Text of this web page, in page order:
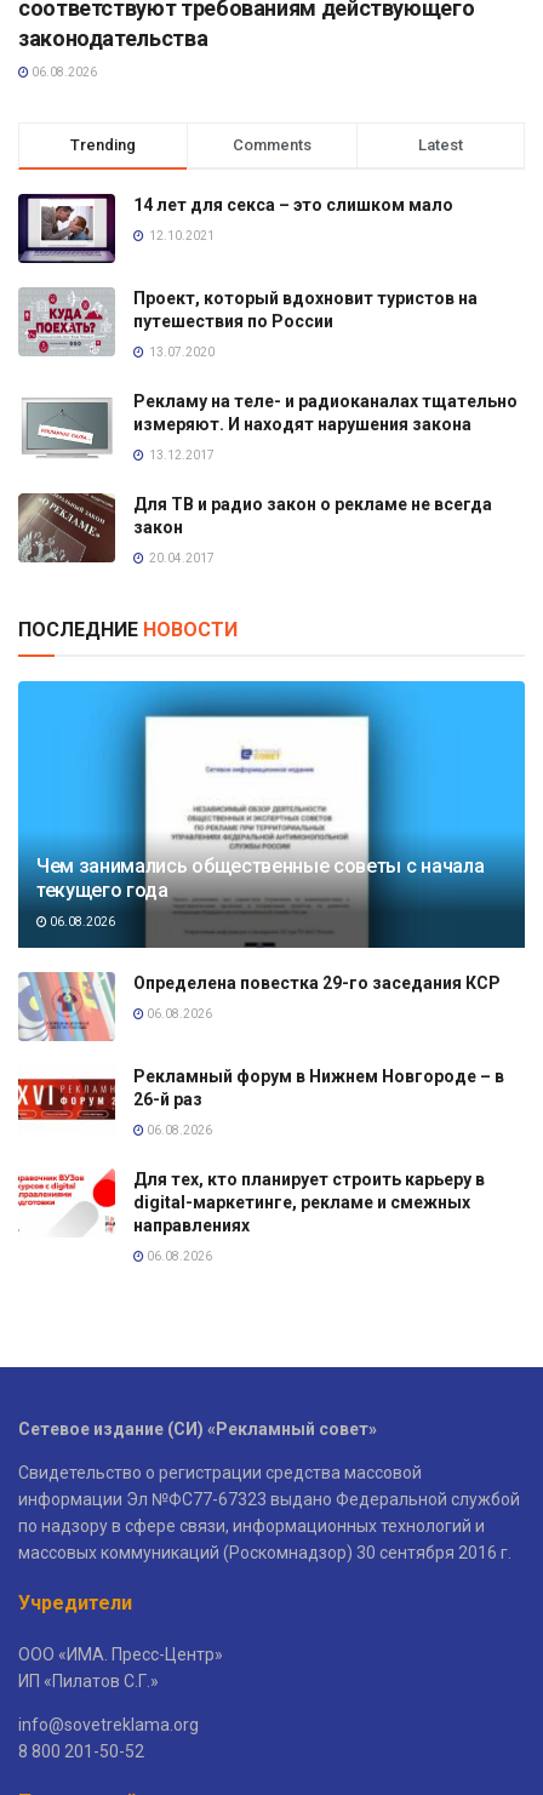
соответствуют требованиям действующего
законодательства
06.08.2026
Trending Comments Latest
14 лет для секса – это слишком мало
12.10.2021
Проект, который вдохновит туристов на
путешествия по России
13.07.2020
Рекламу на теле- и радиоканалах тщательно
измеряют. И находят нарушения закона
13.12.2017
Для ТВ и радио закон о рекламе не всегда
закон
20.04.2017
ПОСЛЕДНИЕ НОВОСТИ
Чем занимались общественные советы с начала
текущего года
06.08.2026
Определена повестка 29-го заседания КСР
06.08.2026
Рекламный форум в Нижнем Новгороде – в
26-й раз
06.08.2026
Для тех, кто планирует строить карьеру в
digital-маркетинге, рекламе и смежных
направлениях
06.08.2026
Сетевое издание (СИ) «Рекламный совет»
Свидетельство о регистрации средства массовой
информации Эл №ФС77-67323 выдано Федеральной службой
по надзору в сфере связи, информационных технологий и
массовых коммуникаций (Роскомнадзор) 30 сентября 2016 г.
Учредители
ООО «ИМА. Пресс-Центр»
ИП «Пилатов С.Г.»
info@sovetreklama.org
8 800 201-50-52